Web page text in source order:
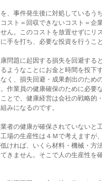
、事件発生後に対処しているう
スト＝回収できないコスト＝企
ん。このコストを放置せずにリ
手を打ち、必要な投資を行うこ
問題に起因する損失を回避する
ようなことにお金と時間を投下
く、損失回避・成果創出のため
作業員の健康確保のために必要
とで、健康経営は会社の戦略的
みになるのです。
者の健康が確保されていないと
場の生産性は４Ｍで考えますが
ければ、いくら材料・機械・方
きません。そこで人の生産性を